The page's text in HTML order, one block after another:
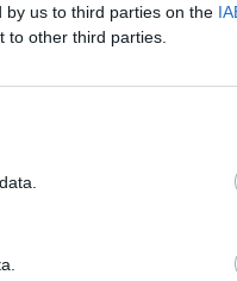
by us to third parties on the
to other third parties.
daugiau